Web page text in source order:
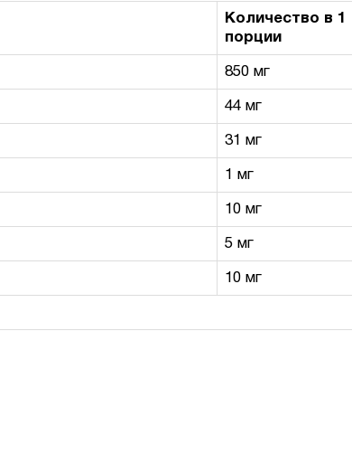
Количество в 1
порции
850 мг
44 мг
31 мг
1 мг
10 мг
5 мг
10 мг